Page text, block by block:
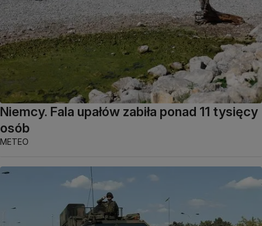
Niemcy. Fala upałów zabiła ponad 11 tysięcy
osób
METEO